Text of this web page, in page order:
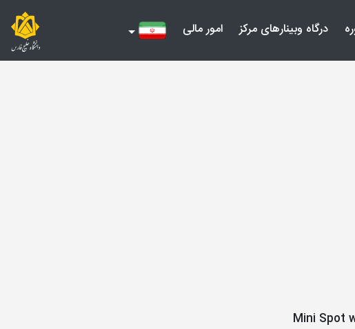
درگاه وبینارهای مرکز امور مالی
Mini Spot